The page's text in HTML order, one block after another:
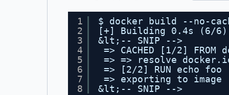
1
2
3
4
5
6
7
8
$ docker build --no-
[+] Building 0.4s (6/6)
&lt;-- SNIP -->
=> CACHED [1/2]
=> => resolve
=> [2/2] RUN echo foo
=> exporting to image
&lt;-- SNIP -->